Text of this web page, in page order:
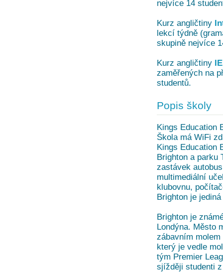
nejvíce 14
Kurz angličtiny
lekcí týdně
skupině nejvíce
Kurz angličtiny
zaměřených na
studentů.
Popis školy
Kings Education
Škola má WiFi
Kings Education
Brighton a parku
zastávek
multimediální
klubovnu,
Brighton je
Brighton je
Londýna. Město
zábavním
který je vedle
tým Premier
sjížději studenti